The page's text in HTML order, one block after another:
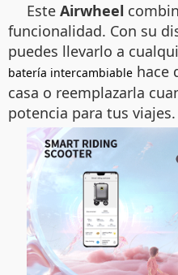
Este Airwheel
funcionalidad. Con su
puedes llevarlo a
batería intercambiable hace
casa o reemplazarla
potencia para tus viajes.